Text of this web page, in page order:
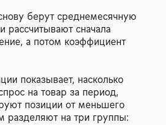
берут среднемесячную
рассчитывают сначала
а потом коэффициент
показывает, насколько
на товар за период,
позиции от меньшего
разделяют на три группы: